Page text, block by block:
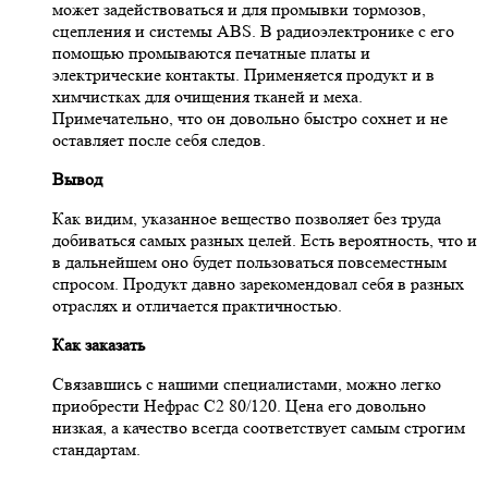
может задействоваться и для промывки тормозов,
сцепления и системы ABS. В радиоэлектронике с его
помощью промываются печатные платы и
электрические контакты. Применяется продукт и в
химчистках для очищения тканей и меха.
Примечательно, что он довольно быстро сохнет и не
оставляет после себя следов.
Вывод
Как видим, указанное вещество позволяет без труда
добиваться самых разных целей. Есть вероятность, что и
в дальнейшем оно будет пользоваться повсеместным
спросом. Продукт давно зарекомендовал себя в разных
отраслях и отличается практичностью.
Как заказать
Связавшись с нашими специалистами, можно легко
приобрести Нефрас С2 80/120. Цена его довольно
низкая, а качество всегда соответствует самым строгим
стандартам.